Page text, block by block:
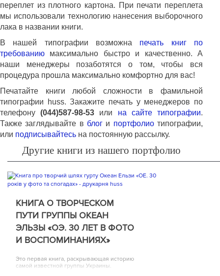
переплет из плотного картона. При печати переплета
мы использовали технологию нанесения выборочного
лака в названии книги.
В нашей типографии возможна печать книг по
требованию максимально быстро и качественно. А
наши менеджеры позаботятся о том, чтобы вся
процедура прошла максимально комфортно для вас!
Печатайте книги любой сложности в фамильной
типографии
huss. Закажите печать у менеджеров по
телефону(044)587-98-53 или на сайте типографии.
Также заглядывайте в блог и портфолиотипографии,
или подписывайтесь на постоянную рассылку.
Другие книги из нашего портфолио
КНИГА О ТВОРЧЕСКОМ
ПУТИ ГРУППЫ ОКЕАН
ЭЛЬЗЫ «ОЭ. 30 ЛЕТ В ФОТО
И ВОСПОМИНАНИЯХ»
Это первая книга, раскрывающая историю
самой известной группы Украины.